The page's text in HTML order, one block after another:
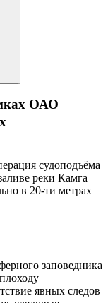
ОАО
судоподъёма
реки Камга
в 20-ти метрах
заповедника
явных следов